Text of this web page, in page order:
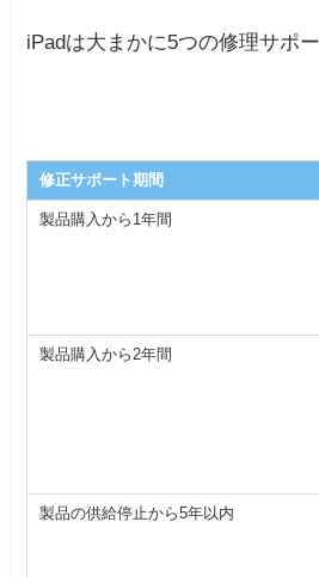
iPadは大まかに5つの修理サポ
修正サポート期間
製品購入から1年間
製品購入から2年間
製品の供給停止から5年以内